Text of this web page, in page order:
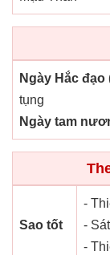
Ngày Hắc
tụng
Ngày tam
Sao tốt
-
-
-